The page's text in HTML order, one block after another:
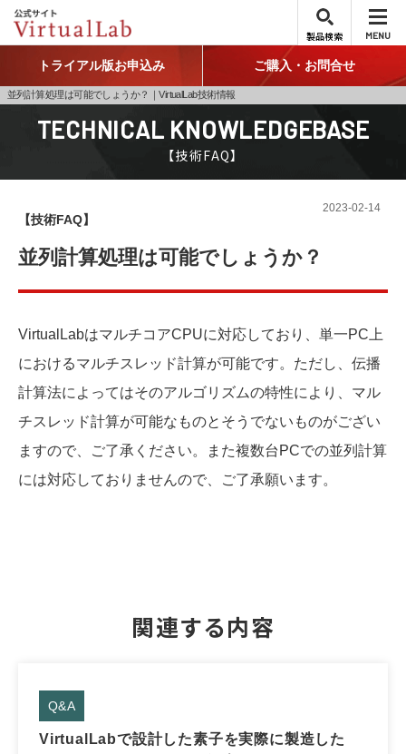
製品検索 MENU
トライアル版お申込み ご購入・お問合せ
並列計算処理は可能でしょうか？｜VirtualLab技術情報
TECHNICAL KNOWLEDGEBASE
【技術FAQ】
2023-02-14
【技術FAQ】
並列計算処理は可能でしょうか？
VirtualLabはマルチコアCPUに対応しており、単一PC上
におけるマルチスレッド計算が可能です。ただし、伝播
計算法によってはそのアルゴリズムの特性により、マル
チスレッド計算が可能なものとそうでないものがござい
ますので、ご了承ください。また複数台PCでの並列計算
には対応しておりませんので、ご了承願います。
関連する内容
Q&A
VirtualLabで設計した素子を実際に製造した